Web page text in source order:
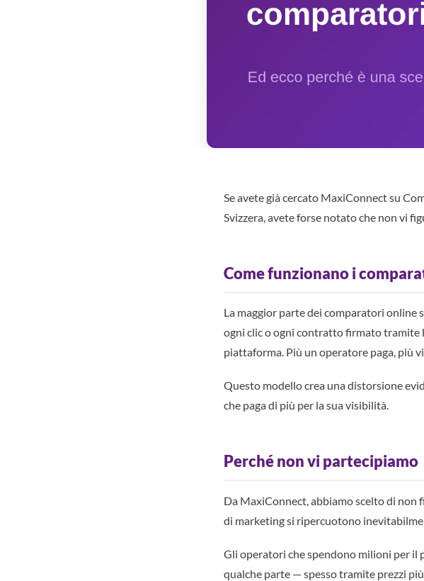
Se avete già cercato MaxiConnect su
Svizzera, avete forse notato che non vi
Come funzionano i
La maggior parte dei comparatori online
ogni clic o ogni contratto firmato tramite
piattaforma. Più un operatore paga, più
Questo modello crea una distorsione
che paga di più per la sua visibilità.
Perché non vi partecipiamo
Da MaxiConnect, abbiamo scelto di non
di marketing si ripercuotono
Gli operatori che spendono milioni per il
qualche parte — spesso tramite prezzi